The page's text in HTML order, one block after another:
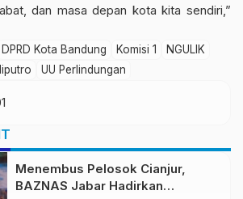
dan masa depan kota kita sendiri,”
DPRD Kota Bandung Komisi 1
NGULIK
UU Perlindungan
Menembus Pelosok Cianjur,
BAZNAS Jabar Hadirkan